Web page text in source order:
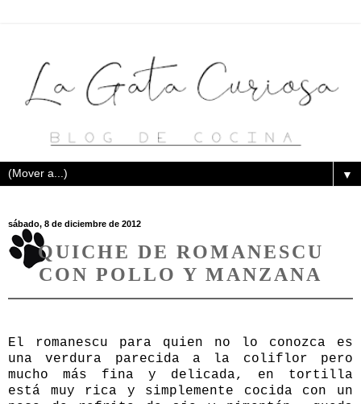
▼
sábado, 8 de diciembre de 2012
QUICHE DE ROMANESCU
CON POLLO Y MANZANA
El romanescu para quien no lo conozca es
una verdura parecida a la coliflor pero
mucho más fina y delicada, en tortilla
está muy rica y simplemente cocida con un